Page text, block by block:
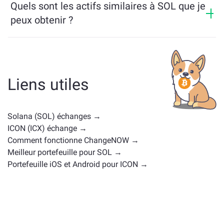
blockchains.
dernières 24 heures.
Quels sont les actifs similaires à SOL que je
peux obtenir ?
— qu'il s'agisse d'une stablecoin, d'un token utilitaire,
d'une gouvernance coin, ou d'un autre type. Les
alternatives courantes incluent d'autres
cryptomonnaies avec des cas d'utilisation ou des
positions de marché similaires. Consultez tous les
actifs disponibles pour échange sur la
page d'échange
principale .
Liens utiles
Solana (SOL) échanges →
ICON (ICX) échange →
Comment fonctionne ChangeNOW →
Meilleur portefeuille pour SOL →
Portefeuille iOS et Android pour ICON →